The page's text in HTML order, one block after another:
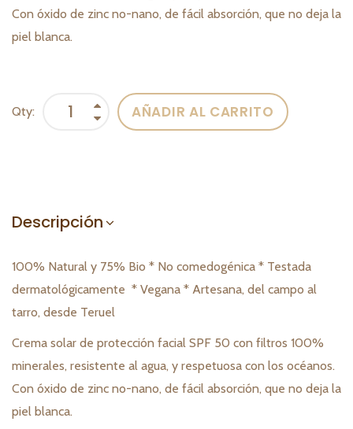
Con óxido de zinc no-nano, de fácil absorción, que no deja la
piel blanca.
Qty: AÑADIR AL CARRITO
Descripción
100% Natural y 75% Bio * No comedogénica * Testada
dermatológicamente * Vegana * Artesana, del campo al
tarro, desde Teruel
Crema solar de protección facial SPF 50 con filtros 100%
minerales, resistente al agua, y respetuosa con los océanos.
Con óxido de zinc no-nano, de fácil absorción, que no deja la
piel blanca.